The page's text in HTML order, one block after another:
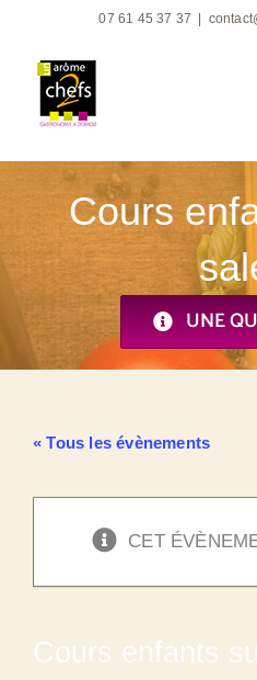
contenu
07 61 45 37 37
Cours
UNE
« Tous les évènements
CET
Cours enfants